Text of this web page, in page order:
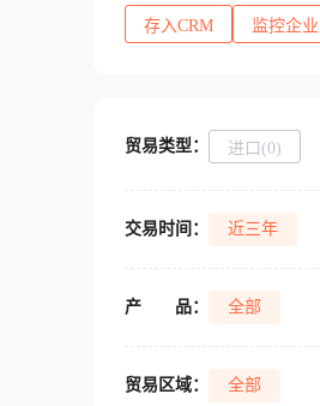
存入CRM 监控企业
贸易类型： 进口(0)
交易时间： 近三年
产 品： 全部
贸易区域： 全部